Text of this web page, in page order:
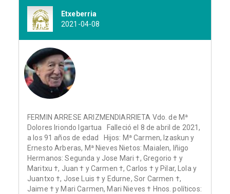
Etxeberria
2021-04-08
FERMIN ARRESE ARIZMENDIARRIETA Vdo. de Mª
Dolores Iriondo Igartua Falleció el 8 de abril de 2021,
a los 91 años de edad Hijos: Mª Carmen, Izaskun y
Ernesto Arberas, Mª Nieves Nietos: Maialen, Iñigo
Hermanos: Segunda y Jose Mari †, Gregorio † y
Maritxu †, Juan † y Carmen †, Carlos † y Pilar, Lola y
Juantxo †, Jose Luis † y Edurne, Sor Carmen †,
Jaime † y Mari Carmen, Mari Nieves † Hnos. políticos: